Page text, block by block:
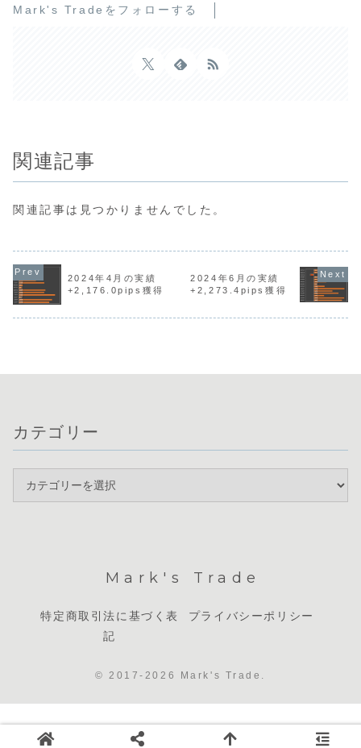
Mark's Tradeをフォローする
関連記事
関連記事は見つかりませんでした。
2024年4月の実績
+2,176.0pips獲得
2024年6月の実績
+2,273.4pips獲得
カテゴリー
Mark's Trade
特定商取引法に基づく表
記
プライバシーポリシー
© 2017-2026 Mark's Trade.